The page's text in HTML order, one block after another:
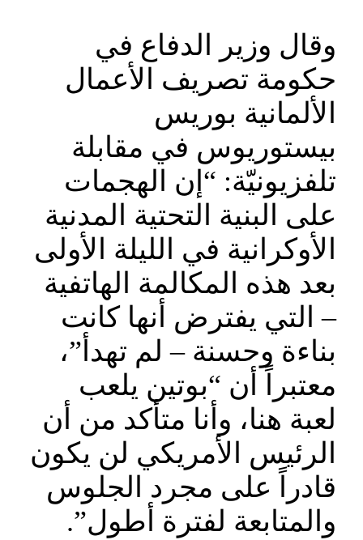
وقال وزير الدفاع في
حكومة تصريف الأعمال
الألمانية بوريس
بيستوريوس في مقابلة
تلفزيونيّة: “إن الهجمات
على البنية التحتية المدنية
الأوكرانية في الليلة الأولى
بعد هذه المكالمة الهاتفية
– التي يفترض أنها كانت
بناءة وحسنة – لم تهدأ”،
معتبراً أن “بوتين يلعب
لعبة هنا، وأنا متأكد من أن
الرئيس الأمريكي لن يكون
قادراً على مجرد الجلوس
والمتابعة لفترة أطول”.